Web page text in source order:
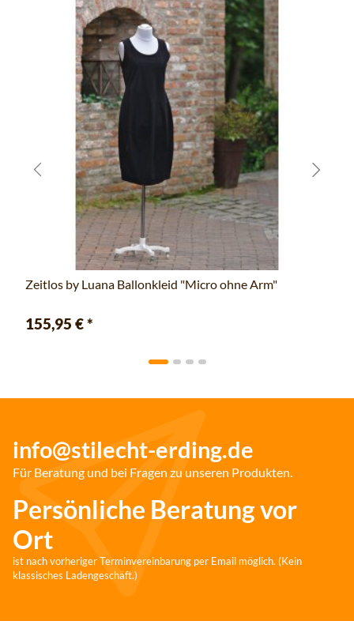
Zeitlos by Luana Ballonkleid "Micro ohne Arm"
155,95 €*
info@stilecht-erding.de
Für Beratung und bei Fragen zu unseren Produkten.
Persönliche Beratung vor
Ort
ist nach vorheriger Terminvereinbarung per Email möglich. (Kein
klassisches Ladengeschäft.)